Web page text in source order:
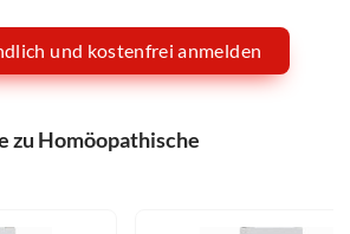
und kostenfrei anmelden
zu Homöopathische